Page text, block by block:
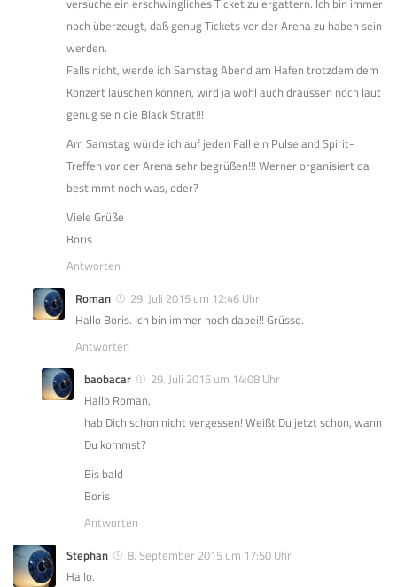
versuche ein erschwingliches Ticket zu ergattern. Ich bin immer
noch überzeugt, daß genug Tickets vor der Arena zu haben sein
werden.
Falls nicht, werde ich Samstag Abend am Hafen trotzdem dem
Konzert lauschen können, wird ja wohl auch draussen noch laut
genug sein die Black Strat!!!
Am Samstag würde ich auf jeden Fall ein Pulse and Spirit-
Treffen vor der Arena sehr begrüßen!!! Werner organisiert da
bestimmt noch was, oder?
Viele Grüße
Boris
Antworten
Roman
29. Juli 2015 um 12:46 Uhr
Hallo Boris. Ich bin immer noch dabei!! Grüsse.
Antworten
baobacar
29. Juli 2015 um 14:08 Uhr
Hallo Roman,
hab Dich schon nicht vergessen! Weißt Du jetzt schon, wann
Du kommst?
Bis bald
Boris
Antworten
Stephan
8. September 2015 um 17:50 Uhr
Hallo.